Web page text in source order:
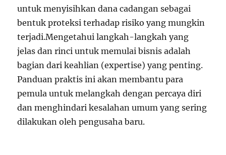
untuk menyisihkan dana cadangan sebagai
bentuk proteksi terhadap risiko yang mungkin
terjadi.Mengetahui langkah-langkah yang
jelas dan rinci untuk memulai bisnis adalah
bagian dari keahlian (expertise) yang penting.
Panduan praktis ini akan membantu para
pemula untuk melangkah dengan percaya diri
dan menghindari kesalahan umum yang sering
dilakukan oleh pengusaha baru.